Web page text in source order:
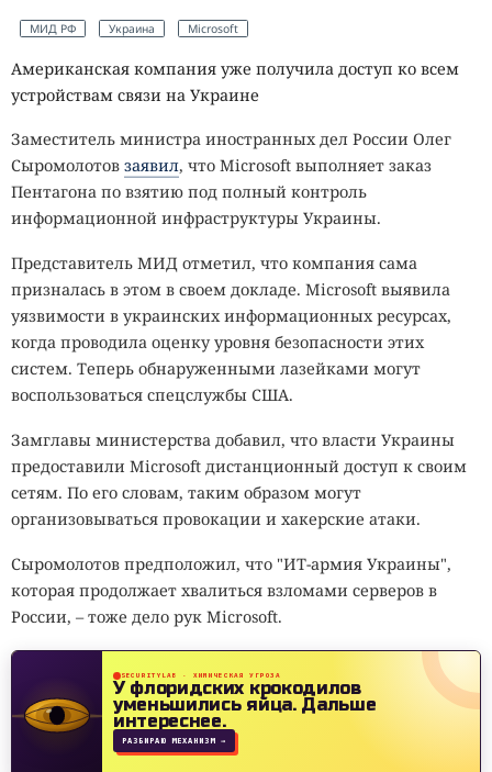
МИД РФ Украина Microsoft
Американская компания уже получила доступ ко всем
устройствам связи на Украине
Заместитель министра иностранных дел России Олег
Сыромолотов заявил, что Microsoft выполняет заказ
Пентагона по взятию под полный контроль
информационной инфраструктуры Украины.
Представитель МИД отметил, что компания сама
призналась в этом в своем докладе. Microsoft выявила
уязвимости в украинских информационных ресурсах,
когда проводила оценку уровня безопасности этих
систем. Теперь обнаруженными лазейками могут
воспользоваться спецслужбы США.
Замглавы министерства добавил, что власти Украины
предоставили Microsoft дистанционный доступ к своим
сетям. По его словам, таким образом могут
организовываться провокации и хакерские атаки.
Сыромолотов предположил, что "ИТ-армия Украины",
которая продолжает хвалиться взломами серверов в
России, – тоже дело рук Microsoft.
SECURITYLAB · ХИМИЧЕСКАЯ УГРОЗА
У флоридских крокодилов
уменьшились яйца.Дальше
интереснее.
РАЗБИРАЮ МЕХАНИЗМ →